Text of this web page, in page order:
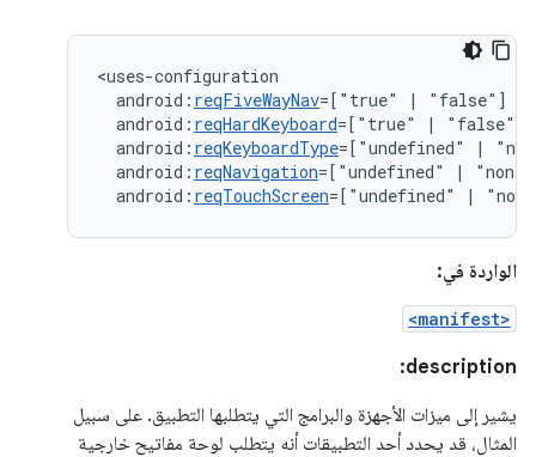
android: reqFiveWayNav=["true" |
android: reqHardKeyboard=["true" |
android: reqKeyboardType=["undefined" |
android: reqNavigation=["undefined" |
android: reqTouchScreen=["undefined" |
الواردة في:
<manifest>
description:
يشير إلى ميزات الأجهزة والبرامج التي يتطلبها التطبيق. على سبيل
المثال، قد يحدد أحد التطبيقات أنه يتطلب لوحة مفاتيح خارجية